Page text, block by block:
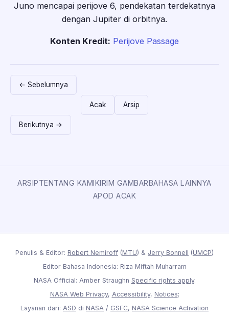
Juno mencapai perijove 6, pendekatan terdekatnya
dengan Jupiter di orbitnya.
Konten Kredit: Perijove Passage
← Sebelumnya
Acak Arsip
Berikutnya →
ARSIPTENTANG KAMIKIRIM GAMBARBAHASA LAINNYA
APOD ACAK
Penulis & Editor: Robert Nemiroff (MTU) & Jerry Bonnell (UMCP)
Editor Bahasa Indonesia: Riza Miftah Muharram
NASA Official: Amber Straughn Specific rights apply.
NASA Web Privacy, Accessibility, Notices;
Layanan dari: ASD di NASA / GSFC, NASA Science Activation